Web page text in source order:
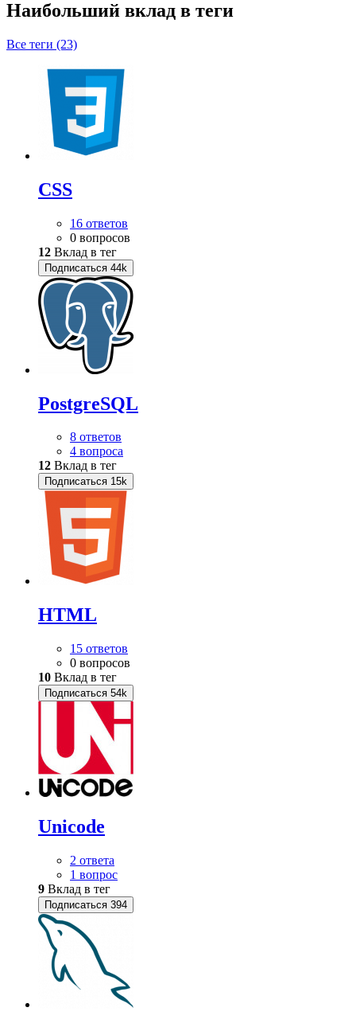
Наибольший вклад в теги
Все теги (23)
CSS
16 ответов
0 вопросов
12 Вклад в тег
Подписаться 44k
PostgreSQL
8 ответов
4 вопроса
12 Вклад в тег
Подписаться 15k
HTML
15 ответов
0 вопросов
10 Вклад в тег
Подписаться 54k
Unicode
2 ответа
1 вопрос
9 Вклад в тег
Подписаться 394